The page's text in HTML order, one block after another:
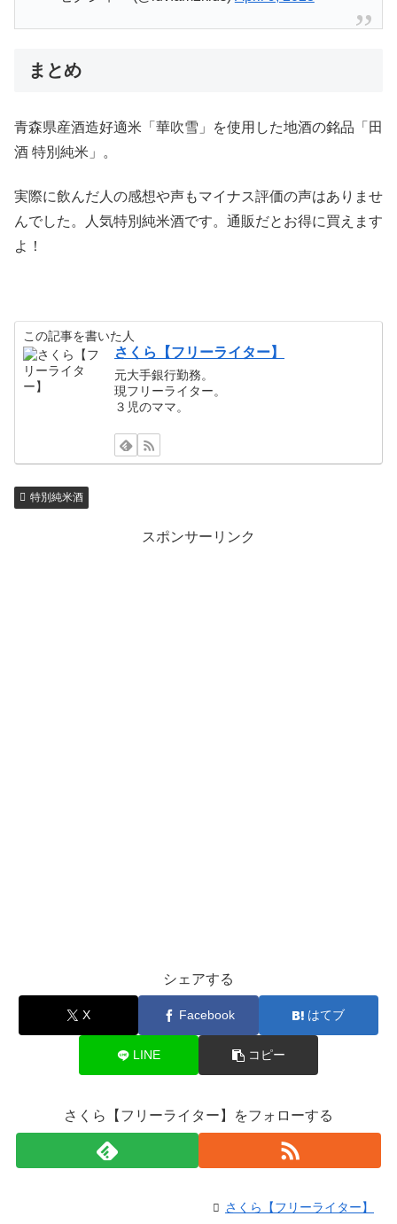
まとめ
青森県産酒造好適米「華吹雪」を使用した地酒の銘品「田
酒 特別純米」。
実際に飲んだ人の感想や声もマイナス評価の声はありませ
んでした。人気特別純米酒です。通販だとお得に買えます
よ！
この記事を書いた人
さくら【フリーライター】
元大手銀行勤務。
現フリーライター。
３児のママ。
特別純米酒
スポンサーリンク
シェアする
X Facebook はてブ
LINE コピー
さくら【フリーライター】をフォローする
さくら【フリーライター】